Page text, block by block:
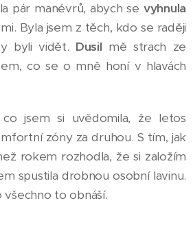
pár manévrů, abych se vyhnula
Byla jsem z těch, kdo se raději
byli vidět. Dusil mě strach ze
co se o mně honí v hlavách
jsem si uvědomila, že letos
zóny za druhou. S tím, jak
rokem rozhodla, že si založím
spustila drobnou osobní lavinu.
všechno to obnáší.